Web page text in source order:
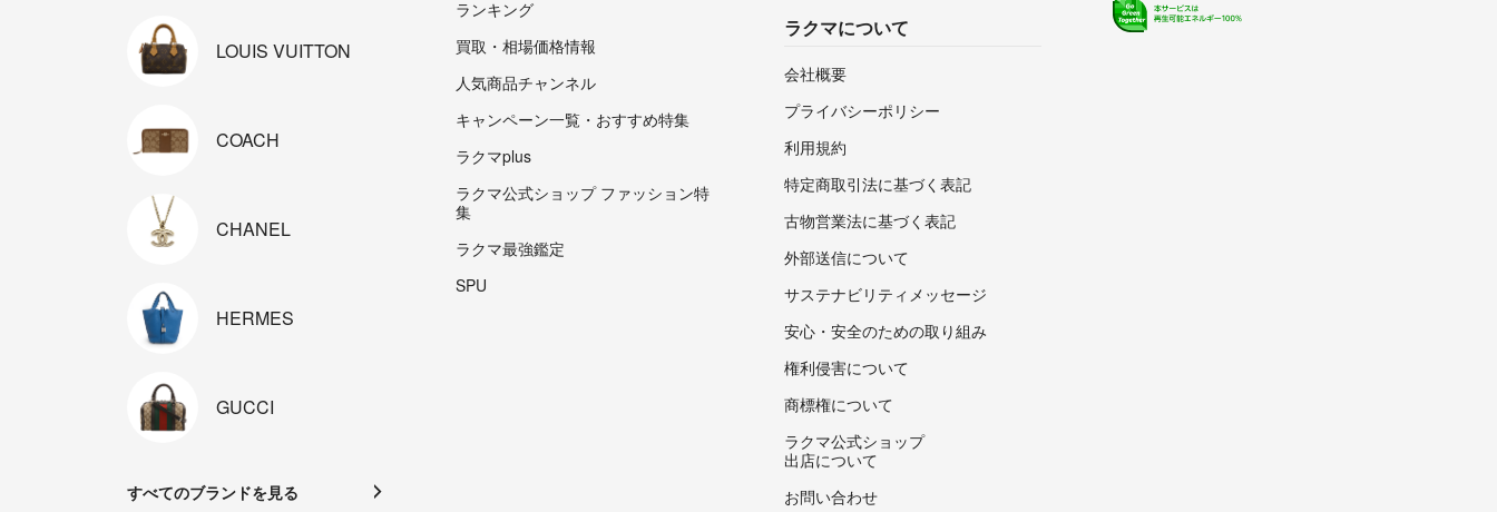
LOUIS VUITTON
COACH
CHANEL
HERMES
GUCCI
すべてのブランドを見る
ランキング
買取・相場価格情報
人気商品チャンネル
キャンペーン一覧・おすすめ特集
ラクマplus
ラクマ公式ショップ ファッション特
集
ラクマ最強鑑定
SPU
ラクマについて
会社概要
プライバシーポリシー
利用規約
特定商取引法に基づく表記
古物営業法に基づく表記
外部送信について
サステナビリティメッセージ
安心・安全のための取り組み
権利侵害について
商標権について
ラクマ公式ショップ
出店について
お問い合わせ